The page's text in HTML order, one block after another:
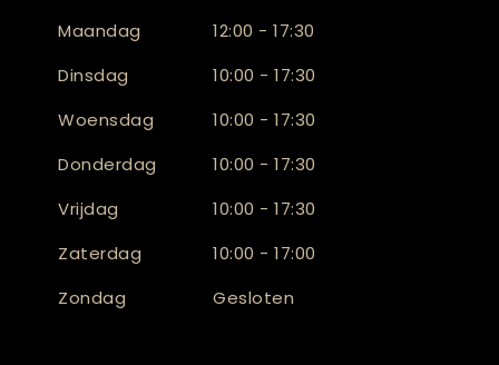
Maandag
12:00 - 17:30
Dinsdag
10:00 - 17:30
Woensdag
10:00 - 17:30
Donderdag
10:00 - 17:30
Vrijdag
10:00 - 17:30
Zaterdag
10:00 - 17:00
Zondag
Gesloten